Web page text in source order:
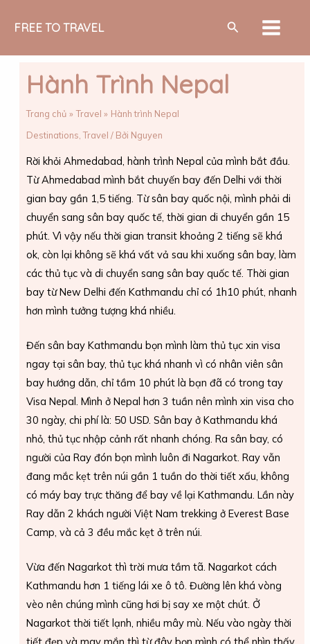
FREE TO TRAVEL
Tìm
Hành Trình Nepal
Trang chủ Travel
Hành trình Nepal
Destinations ,Travel / Bởi Nguyen
Rời khỏi Ahmedabad, hành trình Nepal của mình bắt đầu.
Từ Ahmedabad mình bắt chuyến bay đến Delhi với thời
gian bay gần 1,5 tiếng. Từ sân bay quốc nội, mình phải di
chuyển sang sân bay quốc tế, thời gian di chuyển gần 15
phút. Vì vậy nếu thời gian transit khoảng 2 tiếng sẽ khá
ok, còn lại không sẽ khá vất vả sau khi xuống sân bay, làm
các thủ tục và di chuyển sang sân bay quốc tế. Thời gian
bay từ New Delhi đến Kathmandu chỉ có 1h10 phút, nhanh
hơn mình tưởng tượng khá nhiều.
Đến sân bay Kathmandu bọn mình làm thủ tục xin visa
ngay tại sân bay, thủ tục khá nhanh vì có nhân viên sân
bay hướng dẫn, chỉ tầm 10 phút là bạn đã có trong tay
Visa Nepal. Mình ở Nepal hơn 3 tuần nên mình xin visa cho
30 ngày, chi phí là: 50 USD. Sân bay ở Kathmandu khá
nhỏ, thủ tục nhập cảnh rất nhanh chóng. Ra sân bay, có
người của Ray đón bọn mình luôn đi Nagarkot. Ray vẫn
đang mắc kẹt trên núi gần 1 tuần do thời tiết xấu, không
có máy bay trực thăng để bay về lại Kathmandu. Lần này
Ray dẫn 2 khách người Việt Nam trekking ở Everest Base
Camp, và cả 3 đều mắc kẹt ở trên núi.
Vừa đến Nagarkot thì trời mưa tầm tã. Nagarkot cách
Kathmandu hơn 1 tiếng lái xe ô tô. Đường lên khá vòng
vèo nên chúng mình cũng hơi bị say xe một chút. Ở
Nagarkot thời tiết lạnh, nhiều mây mù. Nếu vào ngày thời